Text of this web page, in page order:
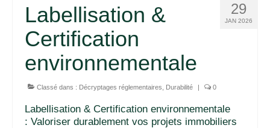
29
JAN 2026
Labellisation &
Certification
environnementale
Classé dans : Décryptages réglementaires Durabilité | 0
Labellisation & Certification environnementale
: Valoriser durablement vos projets immobiliers